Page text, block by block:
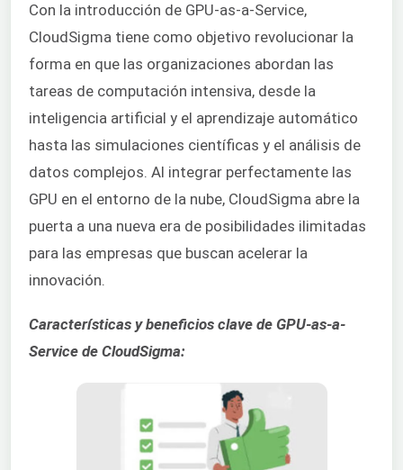
Con la introducción de GPU-as-a-Service,
CloudSigma tiene como objetivo revolucionar la
forma en que las organizaciones abordan las
tareas de computación intensiva, desde la
inteligencia artificial y el aprendizaje automático
hasta las simulaciones científicas y el análisis de
datos complejos. Al integrar perfectamente las
GPU en el entorno de la nube, CloudSigma abre la
puerta a una nueva era de posibilidades ilimitadas
para las empresas que buscan acelerar la
innovación.
Características y beneficios clave de GPU-as-a-
Service de CloudSigma: